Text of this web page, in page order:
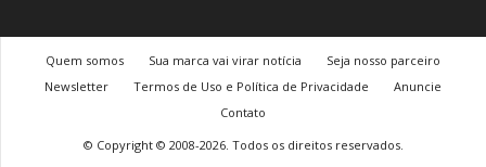
Quem somos Sua marca vai virar notícia
Seja nosso parceiro
Newsletter
Termos de Uso e Política de Privacidade
Anuncie
Contato
© Copyright © 2008-2026. Todos os direitos reservados.